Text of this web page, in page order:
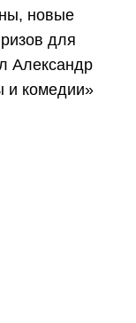
новые
для
Александр
и комедии»